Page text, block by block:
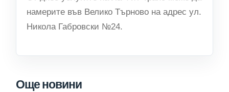
намерите във Велико Търново на адрес ул.
Никола Габровски №24.
Още новини